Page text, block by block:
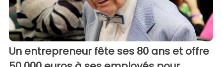
Un entrepreneur fête ses 80 ans et offre